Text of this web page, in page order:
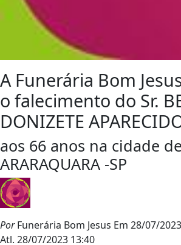
A Funerária Bom
o falecimento do Sr.
DONIZETE
aos 66 anos na cidade de
ARARAQUARA -SP
PorFunerária Bom Jesus Em 28/07/
Atl. 28/07/2023 13:40